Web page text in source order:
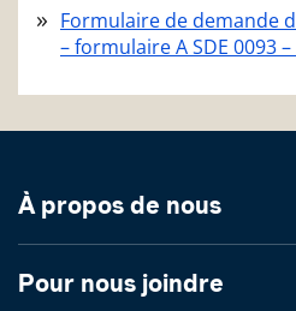
Formulaire de demande
– formulaire A SDE 0093 –
À propos de nous
Pour nous joindre